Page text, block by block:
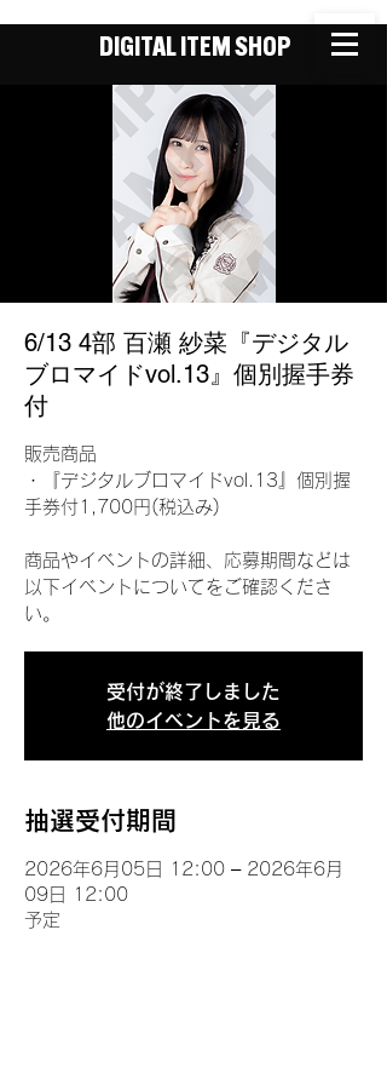
DIGITAL ITEM SHOP
6/13 4部 百瀬 紗菜『デジタル
ブロマイドvol.13』個別握手券
付
販売商品
・『デジタルブロマイドvol.13』個別握
手券付1,700円(税込み)
商品やイベントの詳細、応募期間などは
以下イベントについてをご確認くださ
い。
受付が終了しました
他のイベントを見る
抽選受付期間
2026年6月05日 12:00 – 2026年6月
09日 12:00
予定